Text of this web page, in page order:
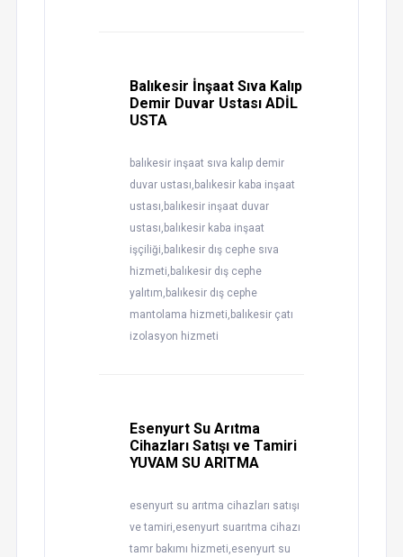
Balıkesir İnşaat Sıva Kalıp
Demir Duvar Ustası ADİL
USTA
balıkesir inşaat sıva kalıp demir
duvar ustası,balıkesir kaba inşaat
ustası,balıkesir inşaat duvar
ustası,balıkesir kaba inşaat
işçiliği,balıkesir dış cephe sıva
hizmeti,balıkesir dış cephe
yalıtım,balıkesir dış cephe
mantolama hizmeti,balıkesir çatı
izolasyon hizmeti
Esenyurt Su Arıtma
Cihazları Satışı ve Tamiri
YUVAM SU ARITMA
esenyurt su arıtma cihazları satışı
ve tamiri,esenyurt suarıtma cihazı
tamr bakımı hizmeti,esenyurt su